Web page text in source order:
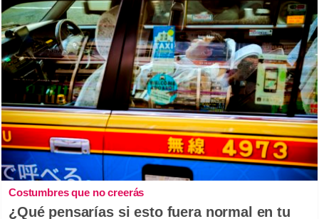
Costumbres que no creerás
¿Qué pensarías si esto fuera normal en tu